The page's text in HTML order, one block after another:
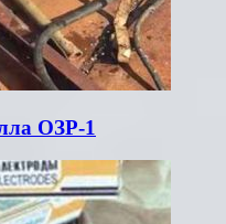
ОЗР-1